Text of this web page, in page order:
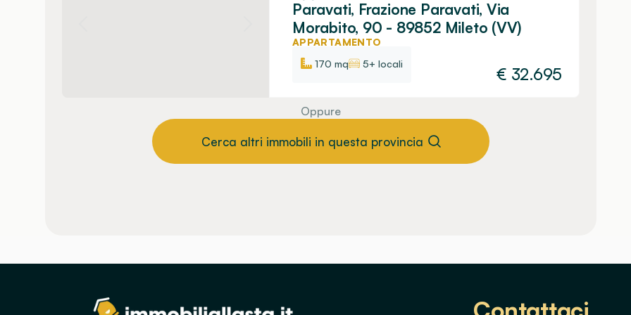
Paravati, Frazione Paravati, Via
Morabito, 90 - 89852 Mileto (VV)
APPARTAMENTO
170 mq
5+ locali
€ 32.695
Oppure
Cerca altri immobili in questa provincia